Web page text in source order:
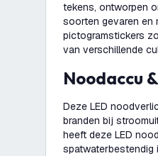
tekens, ontworpen
soorten gevaren en
pictogramstickers
van verschillende
Noodaccu
Deze LED
branden bij
heeft deze LED
spatwaterbestendig